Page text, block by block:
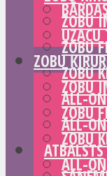
ZOBU
ZOBU
ZOBU
ALL-
ALL-
ATBALSTS
UZACU
ZOBU
ZOBU
ZOBU
ZOBU
ALL-